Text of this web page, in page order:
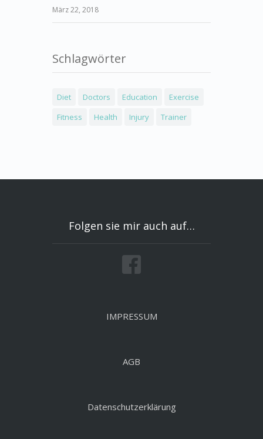
März 22, 2018
Schlagwörter
Diet Doctors Education
Exercise
Fitness
Health Injury Trainer
Folgen sie mir auch auf…
IMPRESSUM
AGB
Datenschutzerklärung